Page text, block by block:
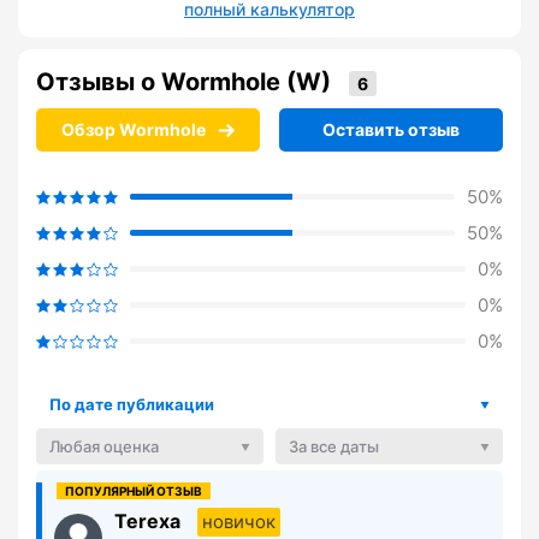
полный калькулятор
Отзывы о Wormhole (W)
Обзор Wormhole Оставить отзыв
50%
50%
0%
0%
0%
По дате публикации
Любая оценка За все даты
Terexa новичок